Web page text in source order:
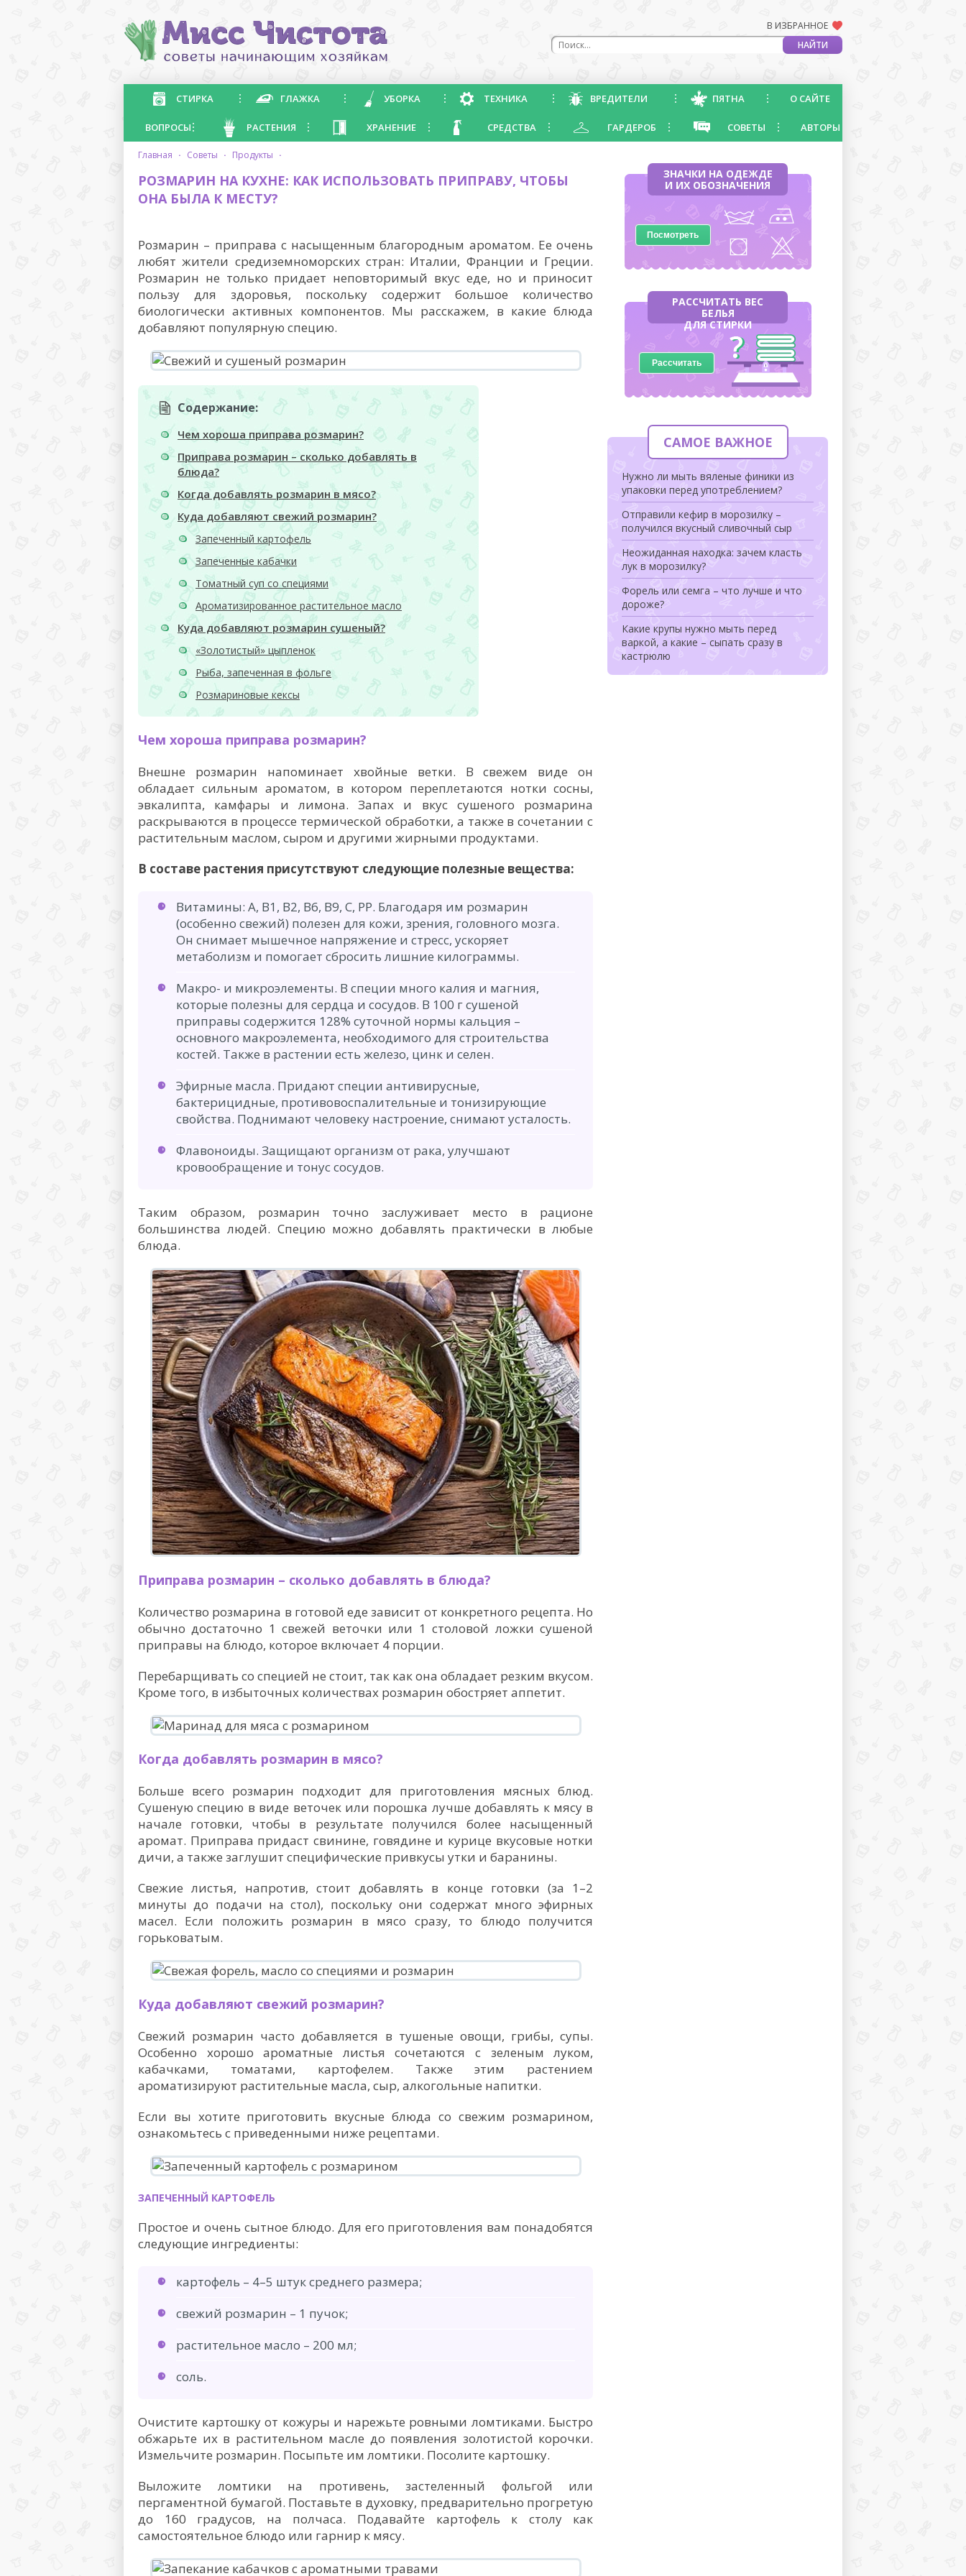
В ИЗБРАННОЕ
СТИРКА ГЛАЖКА УБОРКА ТЕХНИКА ВРЕДИТЕЛИ ПЯТНА О САЙТЕ
ВОПРОСЫ РАСТЕНИЯ ХРАНЕНИЕ СРЕДСТВА ГАРДЕРОБ СОВЕТЫ АВТОРЫ
главная · советы · продукты ·
РОЗМАРИН НА КУХНЕ: КАК ИСПОЛЬЗОВАТЬ ПРИПРАВУ, ЧТОБЫ
ОНА БЫЛА К МЕСТУ?
Розмарин – приправа с насыщенным благородным ароматом. Ее очень
любят жители средиземноморских стран: Италии, Франции и Греции.
Розмарин не только придает неповторимый вкус еде, но и приносит
пользу для здоровья, поскольку содержит большое количество
биологически активных компонентов. Мы расскажем, в какие блюда
добавляют популярную специю.
Содержание:
Чем хороша приправа розмарин?
Приправа розмарин – сколько добавлять в
блюда?
Когда добавлять розмарин в мясо?
Куда добавляют свежий розмарин?
Запеченный картофель
Запеченные кабачки
Томатный суп со специями
Ароматизированное растительное масло
Куда добавляют розмарин сушеный?
«Золотистый» цыпленок
Рыба, запеченная в фольге
Розмариновые кексы
Чем хороша приправа розмарин?
Внешне розмарин напоминает хвойные ветки. В свежем виде он
обладает сильным ароматом, в котором переплетаются нотки сосны,
эвкалипта, камфары и лимона. Запах и вкус сушеного розмарина
раскрываются в процессе термической обработки, а также в сочетании с
растительным маслом, сыром и другими жирными продуктами.
В составе растения присутствуют следующие полезные вещества:
Витамины: А, В1, В2, В6, В9, С, РР. Благодаря им розмарин
(особенно свежий) полезен для кожи, зрения, головного мозга.
Он снимает мышечное напряжение и стресс, ускоряет
метаболизм и помогает сбросить лишние килограммы.
Макро- и микроэлементы. В специи много калия и магния,
которые полезны для сердца и сосудов. В 100 г сушеной
приправы содержится 128% суточной нормы кальция –
основного макроэлемента, необходимого для строительства
костей. Также в растении есть железо, цинк и селен.
Эфирные масла. Придают специи антивирусные,
бактерицидные, противовоспалительные и тонизирующие
свойства. Поднимают человеку настроение, снимают усталость.
Флавоноиды. Защищают организм от рака, улучшают
кровообращение и тонус сосудов.
Таким образом, розмарин точно заслуживает место в рационе
большинства людей. Специю можно добавлять практически в любые
блюда.
Приправа розмарин – сколько добавлять в блюда?
Количество розмарина в готовой еде зависит от конкретного рецепта. Но
обычно достаточно 1 свежей веточки или 1 столовой ложки сушеной
приправы на блюдо, которое включает 4 порции.
Перебарщивать со специей не стоит, так как она обладает резким вкусом.
Кроме того, в избыточных количествах розмарин обостряет аппетит.
Когда добавлять розмарин в мясо?
Больше всего розмарин подходит для приготовления мясных блюд.
Сушеную специю в виде веточек или порошка лучше добавлять к мясу в
начале готовки, чтобы в результате получился более насыщенный
аромат. Приправа придаст свинине, говядине и курице вкусовые нотки
дичи, а также заглушит специфические привкусы утки и баранины.
Свежие листья, напротив, стоит добавлять в конце готовки (за 1–2
минуты до подачи на стол), поскольку они содержат много эфирных
масел. Если положить розмарин в мясо сразу, то блюдо получится
горьковатым.
Куда добавляют свежий розмарин?
Свежий розмарин часто добавляется в тушеные овощи, грибы, супы.
Особенно хорошо ароматные листья сочетаются с зеленым луком,
кабачками, томатами, картофелем. Также этим растением
ароматизируют растительные масла, сыр, алкогольные напитки.
Если вы хотите приготовить вкусные блюда со свежим розмарином,
ознакомьтесь с приведенными ниже рецептами.
ЗАПЕЧЕННЫЙ КАРТОФЕЛЬ
Простое и очень сытное блюдо. Для его приготовления вам понадобятся
следующие ингредиенты:
картофель – 4–5 штук среднего размера;
свежий розмарин – 1 пучок;
растительное масло – 200 мл;
соль.
Очистите картошку от кожуры и нарежьте ровными ломтиками. Быстро
обжарьте их в растительном масле до появления золотистой корочки.
Измельчите розмарин. Посыпьте им ломтики. Посолите картошку.
Выложите ломтики на противень, застеленный фольгой или
пергаментной бумагой. Поставьте в духовку, предварительно прогретую
до 160 градусов, на полчаса. Подавайте картофель к столу как
самостоятельное блюдо или гарнир к мясу.
ЗНАЧКИ НА ОДЕЖДЕ
И ИХ ОБОЗНАЧЕНИЯ
Посмотреть
РАССЧИТАТЬ ВЕС
БЕЛЬЯ
ДЛЯ СТИРКИ
Рассчитать
САМОЕ ВАЖНОЕ
Нужно ли мыть вяленые финики из
упаковки перед употреблением?
Отправили кефир в морозилку –
получился вкусный сливочный сыр
Неожиданная находка: зачем класть
лук в морозилку?
Форель или семга – что лучше и что
дороже?
Какие крупы нужно мыть перед
варкой, а какие – сыпать сразу в
кастрюлю